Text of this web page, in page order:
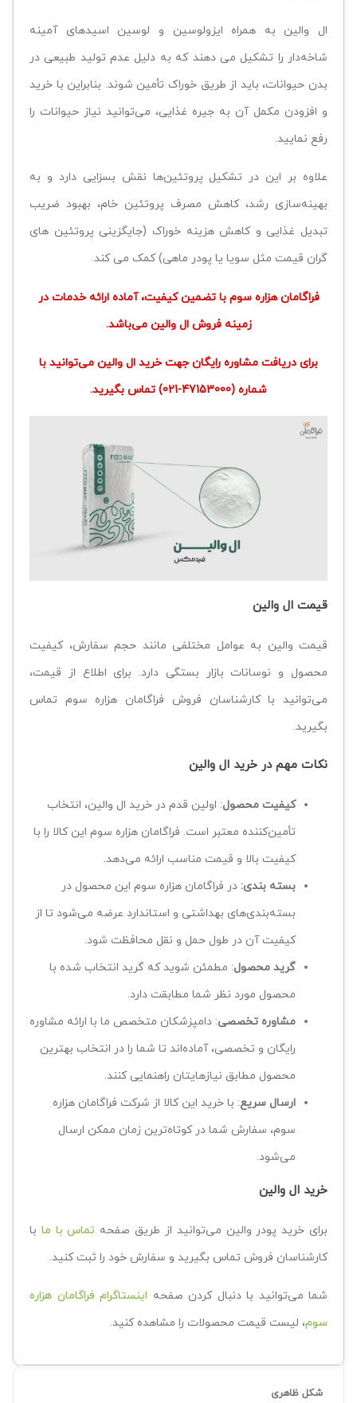
ال والین به همراه ایزولوسین و لوسین اسیدهای آمینه
شاخه‌دار را تشکیل می دهند که به دلیل عدم تولید طبیعی در
بدن حیوانات، باید از طریق خوراک تأمین شوند. بنابراین با خرید
و افزودن مکمل آن به جیره غذایی، می‌توانید نیاز حیوانات را
رفع نمایید.
علاوه بر این در تشکیل پروتئین‌ها نقش بسزایی دارد و به
بهینه‌سازی رشد، کاهش مصرف پروتئین خام، بهبود ضریب
تبدیل غذایی و کاهش هزینه خوراک (جایگزینی پروتئین های
گران قیمت مثل سویا یا پودر ماهی) کمک می کند.
فراگامان هزاره سوم با تضمین کیفیت، آماده ارائه خدمات در
زمینه فروش ال والین می‌باشد.
برای دریافت مشاوره رایگان جهت خرید ال والین می‌توانید با
شماره (47153000-021) تماس بگیرید.
قیمت ال والین
قیمت والین به عوامل مختلفی مانند حجم سفارش، کیفیت
محصول و نوسانات بازار بستگی دارد. برای اطلاع از قیمت،
می‌توانید با کارشناسان فروش فراگامان هزاره سوم تماس
بگیرید.
نکات مهم در خرید ال والین
کیفیت محصول: اولین قدم در خرید ال والین، انتخاب
تأمین‌کننده معتبر است. فراگامان هزاره سوم این کالا را با
کیفیت بالا و قیمت مناسب ارائه می‌دهد.
بسته بندی: در فراگامان هزاره سوم این محصول در
بسته‌بندی‌های بهداشتی و استاندارد عرضه می‌شود تا از
کیفیت آن در طول حمل و نقل محافظت شود.
گرید محصول: مطمئن شوید که گرید انتخاب شده با
محصول مورد نظر شما مطابقت دارد.
مشاوره تخصصی: دامپزشکان متخصص ما با ارائه مشاوره
رایگان و تخصصی، آماده‌اند تا شما را در انتخاب بهترین
محصول مطابق نیازهایتان راهنمایی کنند.
ارسال سریع: با خرید این کالا از شرکت فراگامان هزاره
سوم، سفارش شما در کوتاه‌ترین زمان ممکن ارسال
می‌شود.
خرید ال والین
برای خرید پودر والین می‌توانید از طریق صفحه تماس با ما با
کارشناسان فروش تماس بگیرید و سفارش خود را ثبت کنید.
شما می‌توانید با دنبال کردن صفحه اینستاگرام فراگامان هزاره
سوم، لیست قیمت محصولات را مشاهده کنید.
شکل ظاهری